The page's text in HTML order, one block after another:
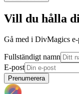
Vill du hålla
Gå med i DivMagics e-
Fullständigt namn
E-post
Prenumerera